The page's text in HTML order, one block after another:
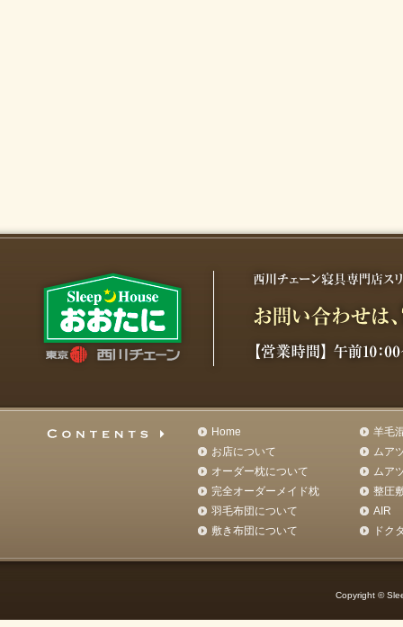
Home
お店について
オーダー枕について
完全オーダーメイド枕
羽毛布団について
敷き布団について
羊毛
ムア
ムア
整圧
AIR
ドク
Copyright ©